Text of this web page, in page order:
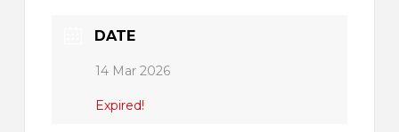
DATE
14 Mar 2026
Expired!